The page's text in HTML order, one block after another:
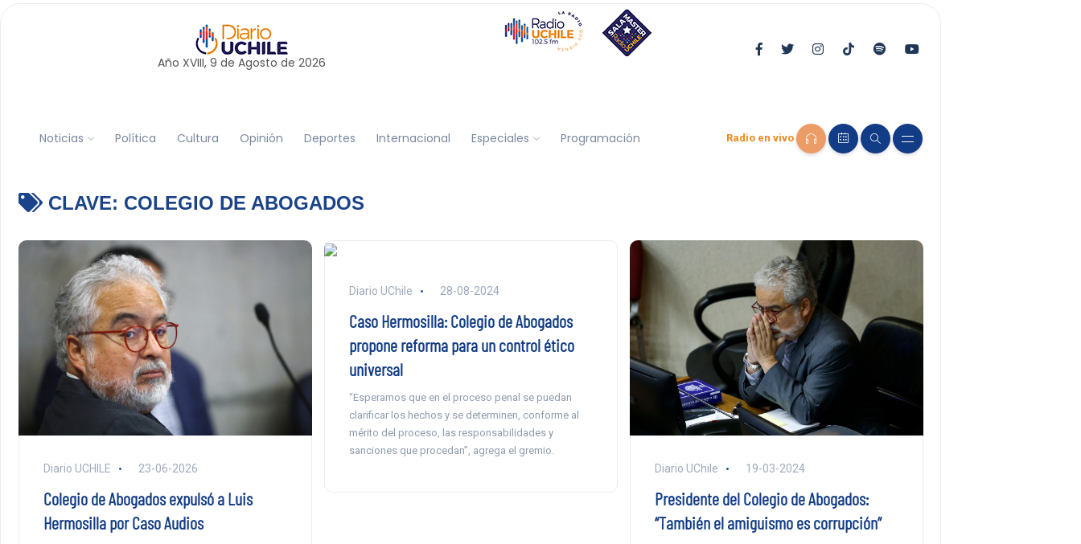
Año XVIII, 9 de Agosto de 2026
Noticias Política Cultura Opinión Deportes Internacional Especiales Programación Radio en vivo
CLAVE: COLEGIO DE ABOGADOS
Diario UCHILE 23-06-2026
Colegio de Abogados expulsó a Luis
Hermosilla por Caso Audios
Diario UChile 28-08-2024
Caso Hermosilla: Colegio de Abogados
propone reforma para un control ético
universal
“Esperamos que en el proceso penal se puedan
clarificar los hechos y se determinen, conforme al
mérito del proceso, las responsabilidades y
sanciones que procedan”, agrega el gremio.
Diario UChile 19-03-2024
Presidente del Colegio de Abogados:
“También el amiguismo es corrupción”